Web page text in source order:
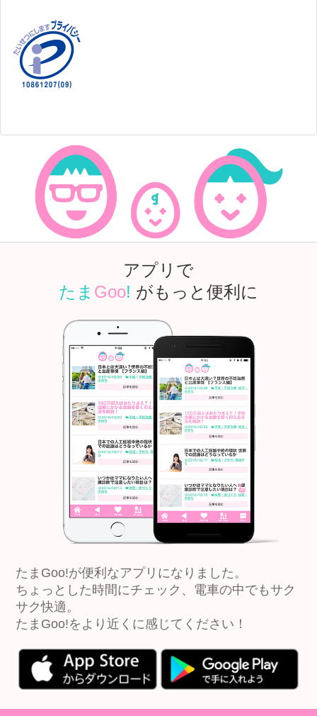
アプリで
たま Goo! がもっと便利に
たまGoo!が便利なアプリになりました。
ちょっとした時間にチェック、電車の中でもサク
サク快適。
たまGoo!をより近くに感じてください！